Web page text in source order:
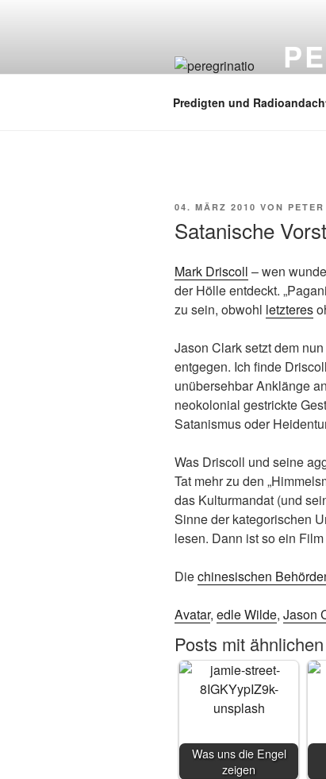
Predigten und
VERÖFFENTLICHT
04. MÄRZ 2010 VON PETER
Satanische
Mark Driscoll – wen
der Hölle entdeckt.
zu sein, obwohl letzteres
Jason Clark setzt dem nun
entgegen. Ich finde
unübersehbar Anklänge
neokolonial gestrickte
Satanismus oder
Was Driscoll und seine
Tat mehr zu den
das Kulturmandat (und
Sinne der kategorischen
lesen. Dann ist so ein Film
Diechinesischen
Avatar, edle Wilde, Jason
Posts mit
Was uns die Engel
zeigen